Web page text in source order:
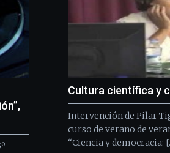
Cultura científica y
Intervención de Pilar
curso de verano de
“Ciencia y democracia: